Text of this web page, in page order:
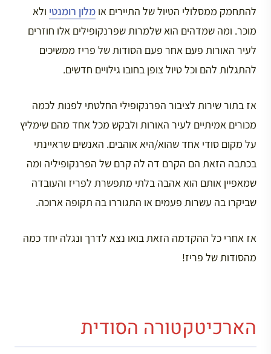
להתחמק ממסלולי הטיול של התיירים או מלון רומנטי ולא
מוכר. ומה שמדהים הוא שלמרות שפרנקופילים אלו חוזרים
לעיר האורות פעם אחר פעם הסודות של פריז ממשיכים
להתגלות להם וכל טיול צופן בחובו גילויים חדשים.
אז בתור שירות לציבור הפרנקופילי החלטתי לפנות לכמה
מכורים אמיתיים לעיר האורות ולבקש מכל אחד מהם שימליץ
על מקום סודי אחד שהוא/היא אוהבים. האנשים שראיינתי
בכתבה הזאת הם הקרם דה לה קרם של הפרנקופיליה ומה
שמאפיין אותם הוא אהבה בלתי מתפשרת לפריז והעובדה
שביקרו בה עשרות פעמים או התגוררו בה תקופה ארוכה.
אז אחרי כל ההקדמה הזאת בואו נצא לדרך ונגלה יחד כמה
מהסודות של פריז!
הארכיטקטורה הסודית